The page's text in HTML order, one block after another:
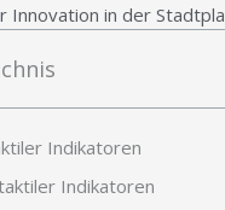
Innovation in der
Indikatoren
Indikatoren